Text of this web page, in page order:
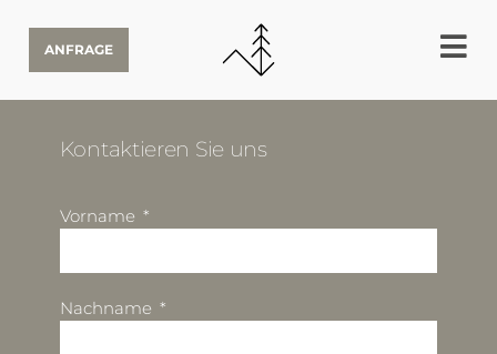
ANFRAGE
Kontaktieren Sie uns
Vorname
Nachname